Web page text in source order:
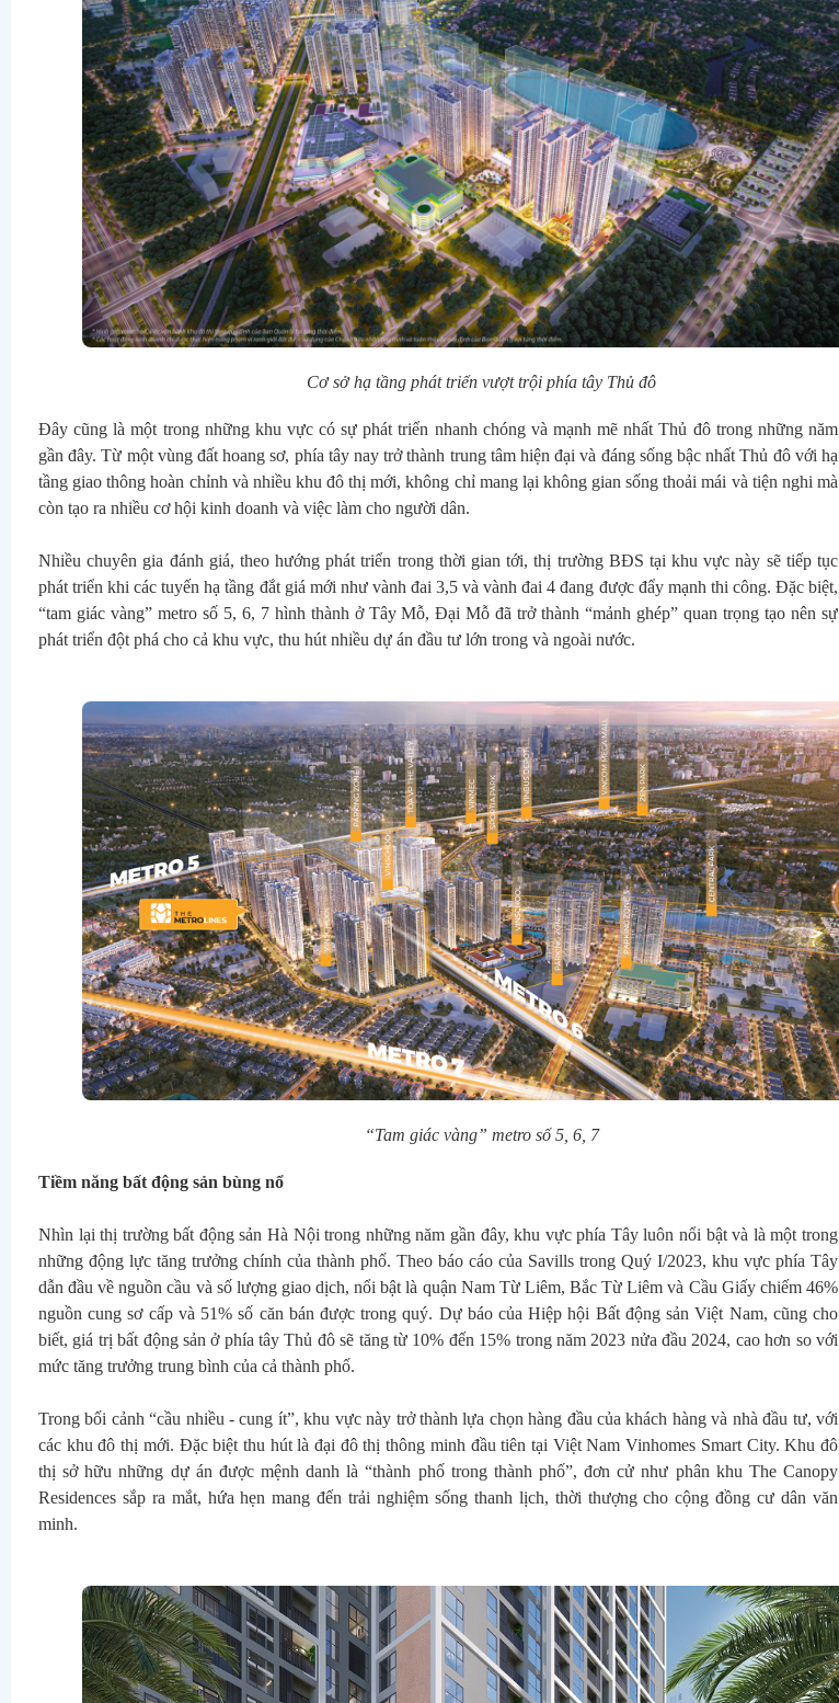
Cơ sở hạ tầng phát triển vượt trội phía tây Thủ đô
Đây cũng là một trong những khu vực có sự phát triển nhanh chóng và mạnh mẽ nhất Thủ đô trong những năm
gần đây. Từ một vùng đất hoang sơ, phía tây nay trở thành trung tâm hiện đại và đáng sống bậc nhất Thủ đô với hạ
tầng giao thông hoàn chỉnh và nhiều khu đô thị mới, không chỉ mang lại không gian sống thoải mái và tiện nghi mà
còn tạo ra nhiều cơ hội kinh doanh và việc làm cho người dân.
Nhiều chuyên gia đánh giá, theo hướng phát triển trong thời gian tới, thị trường BĐS tại khu vực này sẽ tiếp tục
phát triển khi các tuyến hạ tầng đắt giá mới như vành đai 3,5 và vành đai 4 đang được đẩy mạnh thi công. Đặc biệt,
“tam giác vàng” metro số 5, 6, 7 hình thành ở Tây Mỗ, Đại Mỗ đã trở thành “mảnh ghép” quan trọng tạo nên sự
phát triển đột phá cho cả khu vực, thu hút nhiều dự án đầu tư lớn trong và ngoài nước.
“Tam giác vàng” metro số 5, 6, 7
Tiềm năng bất động sản bùng nổ
Nhìn lại thị trường bất động sản Hà Nội trong những năm gần đây, khu vực phía Tây luôn nổi bật và là một trong
những động lực tăng trưởng chính của thành phố. Theo báo cáo của Savills trong Quý I/2023, khu vực phía Tây
dẫn đầu về nguồn cầu và số lượng giao dịch, nổi bật là quận Nam Từ Liêm, Bắc Từ Liêm và Cầu Giấy chiếm 46%
nguồn cung sơ cấp và 51% số căn bán được trong quý. Dự báo của Hiệp hội Bất động sản Việt Nam, cũng cho
biết, giá trị bất động sản ở phía tây Thủ đô sẽ tăng từ 10% đến 15% trong năm 2023 nửa đầu 2024, cao hơn so với
mức tăng trưởng trung bình của cả thành phố.
Trong bối cảnh “cầu nhiều - cung ít”, khu vực này trở thành lựa chọn hàng đầu của khách hàng và nhà đầu tư, với
các khu đô thị mới. Đặc biệt thu hút là đại đô thị thông minh đầu tiên tại Việt Nam Vinhomes Smart City. Khu đô
thị sở hữu những dự án được mệnh danh là “thành phố trong thành phố”, đơn cử như phân khu The Canopy
Residences sắp ra mắt, hứa hẹn mang đến trải nghiệm sống thanh lịch, thời thượng cho cộng đồng cư dân văn
minh.